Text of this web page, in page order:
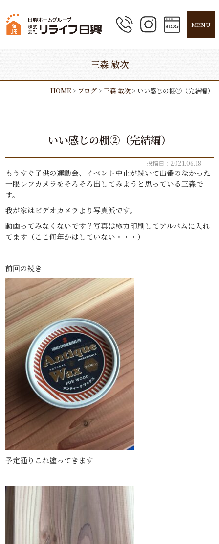
MENU
三森 敏次
HOME> ブログ> 三森 敏次> いい感じの棚②（完結編）
いい感じの棚②（完結編）
投稿日：2021.06.18
もうすぐ子供の運動会、イベント中止が続いて出番のなかった
一眼レフカメラをそろそろ出してみようと思っている三森で
す。
我が家はビデオカメラより写真派です。
動画ってみなくないです？写真は極力印刷してアルバムに入れ
てます（ここ何年かはしていない・・・）
前回の続き
予定通りこれ塗ってきます